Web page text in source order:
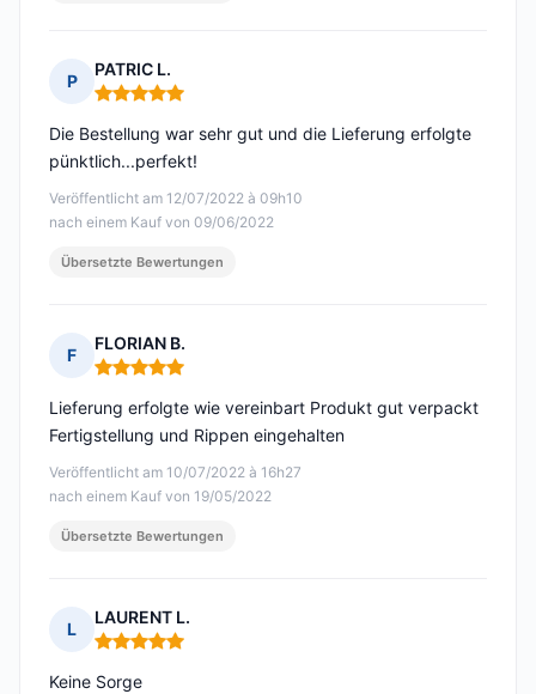
P
PATRIC L.
Hinweis: 5 von 5
Veröffentlicht am 12/07/2022 à 09h10
nach einem Kauf von 09/06/2022
Die Bestellung war sehr gut und die Lieferung erfolgte
pünktlich...perfekt!
Übersetzte Bewertungen
F
FLORIAN B.
Hinweis: 5 von 5
Veröffentlicht am 10/07/2022 à 16h27
nach einem Kauf von 19/05/2022
Lieferung erfolgte wie vereinbart Produkt gut verpackt
Fertigstellung und Rippen eingehalten
Übersetzte Bewertungen
L
LAURENT L.
Hinweis: 5 von 5
Keine Sorge